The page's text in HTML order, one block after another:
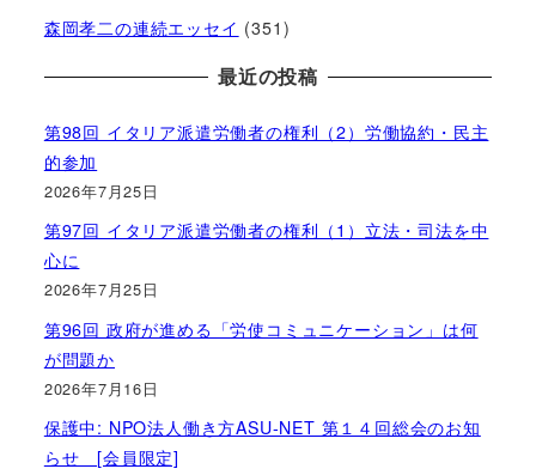
森岡孝二の連続エッセイ (351)
最近の投稿
第98回 イタリア派遣労働者の権利（2）労働協約・民主
的参加
2026年7月25日
第97回 イタリア派遣労働者の権利（1）立法・司法を中
心に
2026年7月25日
第96回 政府が進める「労使コミュニケーション」は何
が問題か
2026年7月16日
保護中: NPO法人働き方ASU-NET 第１４回総会のお知
らせ [会員限定]